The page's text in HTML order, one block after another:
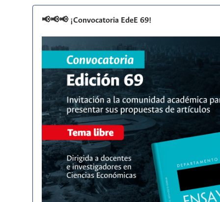
📢📢📢 ¡Convocatoria EdeE 69!